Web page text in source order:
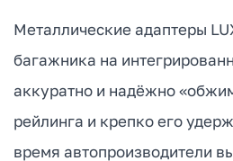
Металлические адаптеры
багажника на
аккуратно и надёжно
рейлинга и крепко его
время автопроизводители